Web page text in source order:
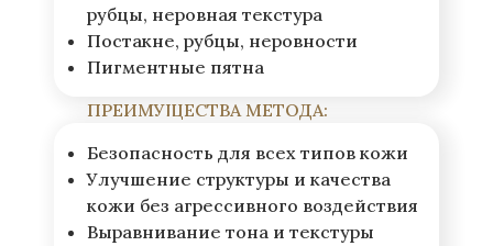
рубцы, неровная текстура
Постакне, рубцы, неровности
Пигментные пятна
ПРЕИМУЩЕСТВА МЕТОДА:
Безопасность для всех типов кожи
Улучшение структуры и качества
кожи без агрессивного воздействия
Выравнивание тона и текстуры